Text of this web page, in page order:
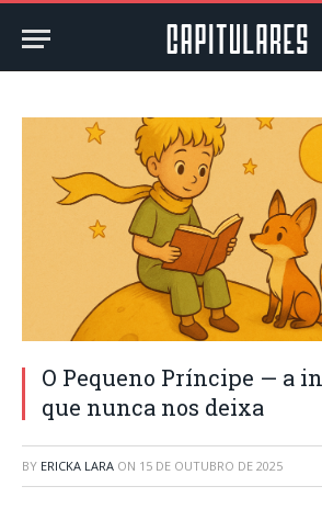
O Pequeno Príncipe — a
que nunca nos deixa
BY ERICKA LARA ON 15 DE OUTUBRO DE 2025